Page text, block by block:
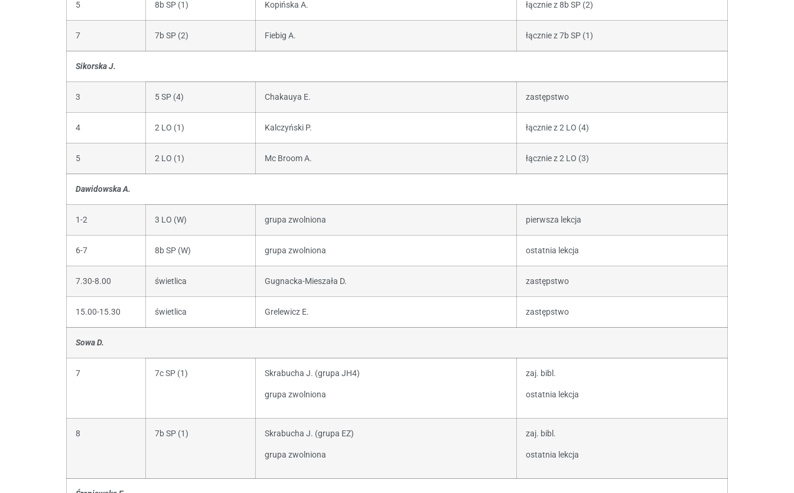
5 8b SP (1) Kopińska A. łącznie z 8b SP (2)
7 7b SP (2) Fiebig A. łącznie z 7b SP (1)
Sikorska J.
3 5 SP (4) Chakauya E. zastępstwo
4 2 LO (1) Kalczyński P. łącznie z 2 LO (4)
5 2 LO (1) Mc Broom A. łącznie z 2 LO (3)
Dawidowska A.
1-2 3 LO (W) grupa zwolniona pierwsza lekcja
6-7 8b SP (W) grupa zwolniona ostatnia lekcja
7.30-8.00 świetlica Gugnacka-Mieszała D. zastępstwo
15.00-15.30 świetlica Grelewicz E. zastępstwo
Sowa D.
7 7c SP (1) Skrabucha J. (grupa JH4)
grupa zwolniona
zaj. bibl.
ostatnia lekcja
8 7b SP (1) Skrabucha J. (grupa EZ)
grupa zwolniona
zaj. bibl.
ostatnia lekcja